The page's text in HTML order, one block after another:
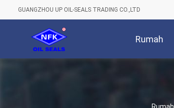
GUANGZHOU UP OIL-SEALS TRADING CO.,LTD
Rumah
Rumah